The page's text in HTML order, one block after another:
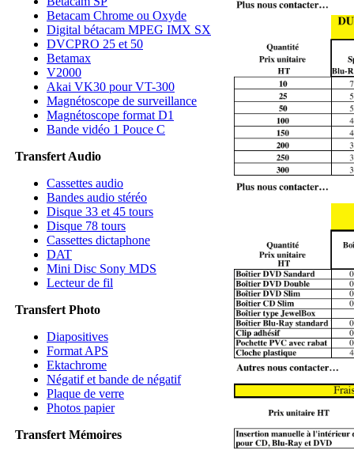
Betacam Chrome ou Oxyde
Digital bétacam MPEG IMX SX
DVCPRO 25 et 50
Betamax
V2000
Akai VK30 pour VT-300
Magnétoscope de surveillance
Magnétoscope format D1
Bande vidéo 1 Pouce C
Transfert Audio
Cassettes audio
Bandes audio stéréo
Disque 33 et 45 tours
Disque 78 tours
Cassettes dictaphone
DAT
Mini Disc Sony MDS
Lecteur de fil
Transfert Photo
Diapositives
Format APS
Ektachrome
Négatif et bande de négatif
Plaque de verre
Photos papier
Transfert Mémoires